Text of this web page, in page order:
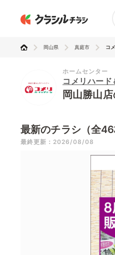
岡山県 真庭市 コ
ホームセンター
コメリハード
岡山勝山
最新のチラシ（全46
最終更新：2026/08/08